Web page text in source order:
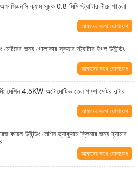
সিএনসি ক্যাম সূচক 0.8 মিমি স্ট্যাটার নীচে পাতলা
আমাদের সাথে যোগাযোগ
করুন
মোটরের জন্য গোলাকার স্কয়ার স্ট্যাটার ইগল উইন্ডিং
আমাদের সাথে যোগাযোগ
করুন
মেশিন 4.5KW অটোমোটিভ তেল পাম্প মোটর রটার
আমাদের সাথে যোগাযোগ
করুন
কয়েল উইন্ডিং মেশিন ভ্যাকুয়াম ক্লিনার জন্য হ্যামার
আমাদের সাথে যোগাযোগ
করুন